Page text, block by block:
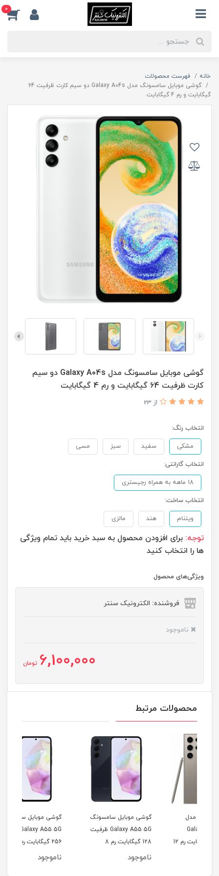
0
خانه
فهرست محصولات
گوشی موبایل سامسونگ مدل Galaxy A04s دو سیم کارت ظرفیت 64
گیگابایت و رم 4 گیگابایت
گوشی موبایل سامسونگ مدل Galaxy A04s دو سیم
کارت ظرفیت 64 گیگابایت و رم 4 گیگابایت
از 23
انتخاب رنگ:
مشکی سفید سبز مسی
انتخاب گارانتی:
18 ماهه به همراه رجیستری
انتخاب ساخت:
ویتنام هند مالزی
توجه: برای افزودن محصول به سبد خرید باید تمام ویژگی
ها را انتخاب کنید
ویژگی‌های محصول
فروشنده: الکترونیک سنتر
ناموجود
6,100,000 تومان
محصولات مرتبط
گوشی موبایل سامسونگ
Galaxy A55 5G ظرفیت
128 گیگابایت رم 8
گوشی موبایل سامسونگ
Galaxy A55 5G ظرفیت
256 گیگابایت رم 8